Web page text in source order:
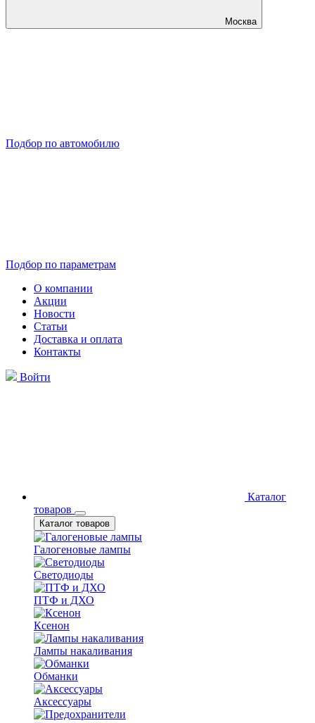
Москва
Подбор по автомобилю
Подбор по параметрам
О компании
Акции
Новости
Статьи
Доставка и оплата
Контакты
Войти
Каталог
товаров
Каталог товаров
Галогеновые лампы
Светодиоды
ПТФ и ДХО
Ксенон
Лампы накаливания
Обманки
Аксессуары